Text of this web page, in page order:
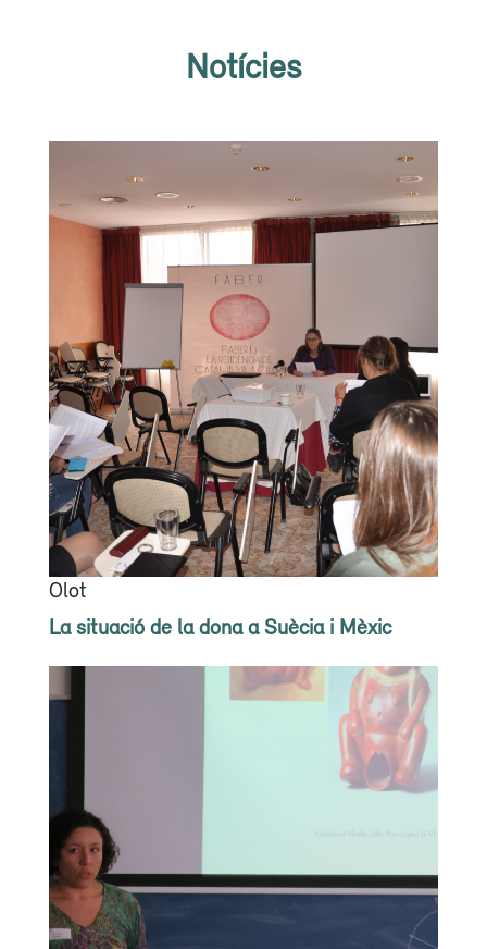
Notícies
Olot
La situació de la dona a Suècia i Mèxic